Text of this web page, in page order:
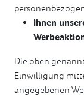
Ihnen
Die oben
Einwilligung
angegebenen